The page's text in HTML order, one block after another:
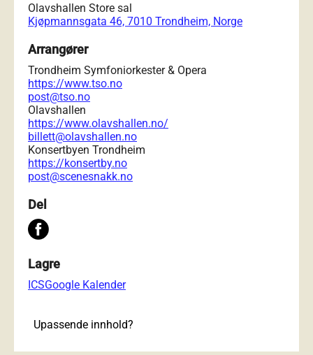
Olavshallen Store sal
Kjøpmannsgata 46, 7010 Trondheim, Norge
Arrangører
Trondheim Symfoniorkester & Opera
https://www.tso.no
post@tso.no
Olavshallen
https://www.olavshallen.no/
billett@olavshallen.no
Konsertbyen Trondheim
https://konsertby.no
post@scenesnakk.no
Del
Lagre
ICSGoogle Kalender
Upassende innhold?